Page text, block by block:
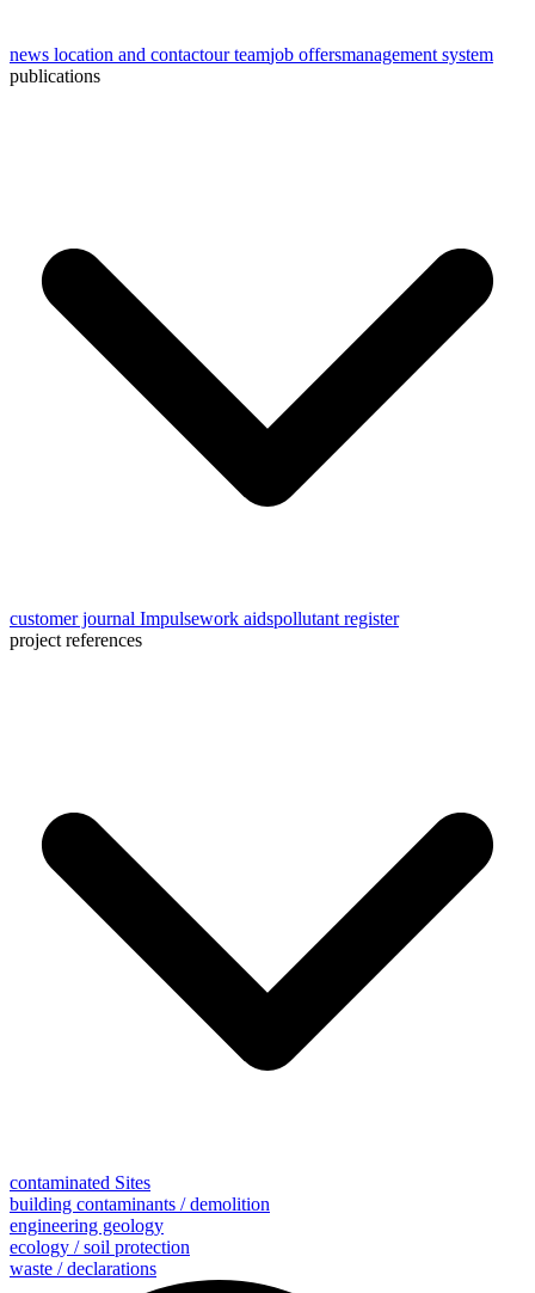
news location and contactour teamjob offersmanagement system
publications
customer journal Impulsework aidspollutant register
project references
contaminated Sites
building contaminants / demolition
engineering geology
ecology / soil protection
waste / declarations